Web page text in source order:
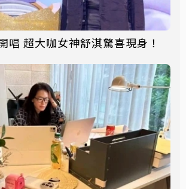
唱 超大咖女神舒淇驚喜現身！